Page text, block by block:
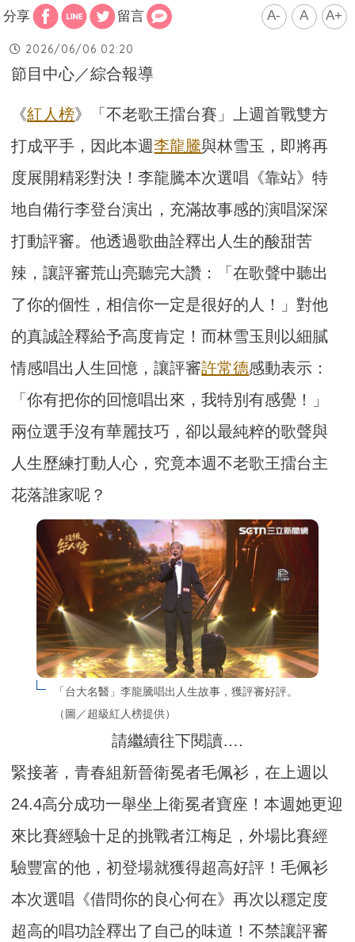
分享 留言 A- A A+
2026/06/06 02:20
節目中心／綜合報導
《紅人榜》「不老歌王擂台賽」上週首戰雙方
打成平手，因此本週李龍騰與林雪玉，即將再
度展開精彩對決！李龍騰本次選唱《靠站》特
地自備行李登台演出，充滿故事感的演唱深深
打動評審。他透過歌曲詮釋出人生的酸甜苦
辣，讓評審荒山亮聽完大讚：「在歌聲中聽出
了你的個性，相信你一定是很好的人！」對他
的真誠詮釋給予高度肯定！而林雪玉則以細膩
情感唱出人生回憶，讓評審許常德感動表示：
「你有把你的回憶唱出來，我特別有感覺！」
兩位選手沒有華麗技巧，卻以最純粹的歌聲與
人生歷練打動人心，究竟本週不老歌王擂台主
花落誰家呢？
「台大名醫」李龍騰唱出人生故事，獲評審好評。
（圖／超級紅人榜提供）
請繼續往下閱讀….
緊接著，青春組新晉衛冕者毛佩衫，在上週以
24.4高分成功一舉坐上衛冕者寶座！本週她更迎
來比賽經驗十足的挑戰者江梅足，外場比賽經
驗豐富的他，初登場就獲得超高好評！毛佩衫
本次選唱《借問你的良心何在》再次以穩定度
超高的唱功詮釋出了自己的味道！不禁讓評審